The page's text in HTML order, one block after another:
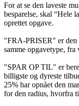
For at se den laveste
besparelse, skal “Hele
oprettet opgave.
"FRA-PRISER" er den
samme opgavetype,
"SPAR OP TIL" er
billigste og dyreste
25% har opnået den
for den radius, hvorfra